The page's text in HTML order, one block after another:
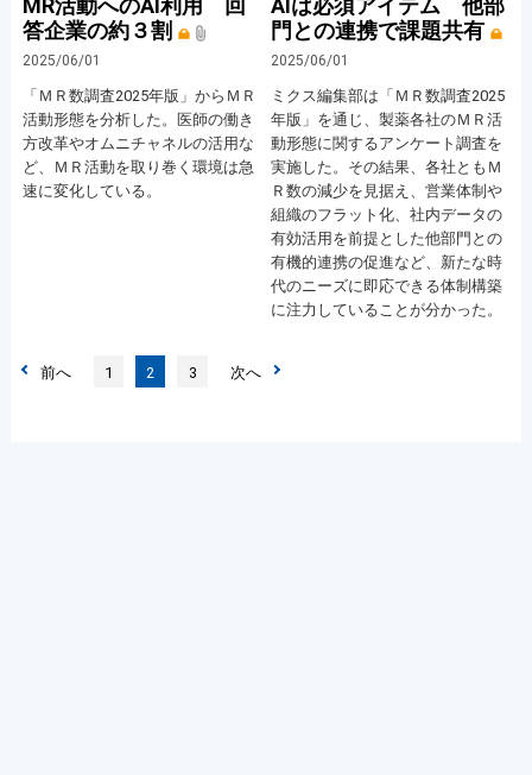
MR活動へのAI利用 回
答企業の約３割
2025/06/01
「ＭＲ数調査2025年版」からＭＲ
活動形態を分析した。医師の働き
方改革やオムニチャネルの活用な
ど、ＭＲ活動を取り巻く環境は急
速に変化している。
AIは必須アイテム 他部
門との連携で課題共有
2025/06/01
ミクス編集部は「ＭＲ数調査2025
年版」を通じ、製薬各社のＭＲ活
動形態に関するアンケート調査を
実施した。その結果、各社ともＭ
Ｒ数の減少を見据え、営業体制や
組織のフラット化、社内データの
有効活用を前提とした他部門との
有機的連携の促進など、新たな時
代のニーズに即応できる体制構築
に注力していることが分かった。
前へ 1 2 3 次へ